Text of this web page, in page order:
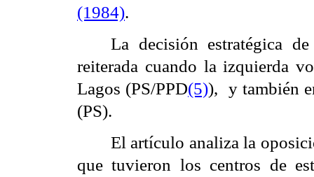
(1984).
La decisión estratégica
reiterada cuando la izquierda
Lagos (PS/PPD(5)), y también
(PS).
El artículo analiza la
que tuvieron los centros de